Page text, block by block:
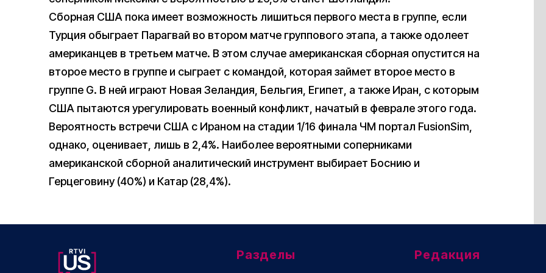
Сборная США пока имеет возможность лишиться первого места в группе, если
Турция обыграет Парагвай во втором матче группового этапа, а также одолеет
американцев в третьем матче. В этом случае американская сборная опустится на
второе место в группе и сыграет с командой, которая займет второе место в
группе G. В ней играют Новая Зеландия, Бельгия, Египет, а также Иран, с которым
США пытаются урегулировать военный конфликт, начатый в феврале этого года.
Вероятность встречи США с Ираном на стадии 1/16 финала ЧМ портал FusionSim,
однако, оценивает, лишь в 2,4%. Наиболее вероятными соперниками
американской сборной аналитический инструмент выбирает Боснию и
Герцеговину (40%) и Катар (28,4%).
Разделы Редакция